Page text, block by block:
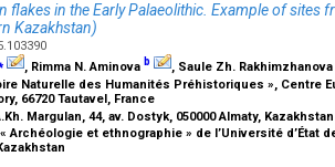
flakes in the Early Palaeolithic. Example of sites
Kazakhstan)
, Rimma N. Aminova b , Saule Zh. Rakhimzhanova
Naturelle des Humanités Préhistoriques », Centre
66720 Tautavel, France
Margulan, 44, av. Dostyk, 050000 Almaty,
Archéologie et ethnographie » de l’Université d’État